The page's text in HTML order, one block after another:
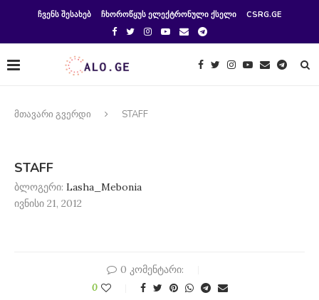
ᲩᲕᲔᲜᲡ ᲨᲔᲡᲐᲮᲔᲑ ᲩᲮᲝᲠᲝᲬᲧᲣᲡ ᲔᲚᲔᲥᲢᲠᲝᲜᲣᲚᲘ ᲥᲡᲔᲚᲘ CSRG.GE
მთავარი გვერდი STAFF
STAFF
ბლოგერი: Lasha_Mebonia
ივნისი 21, 2012
0 კომენტარი:
0